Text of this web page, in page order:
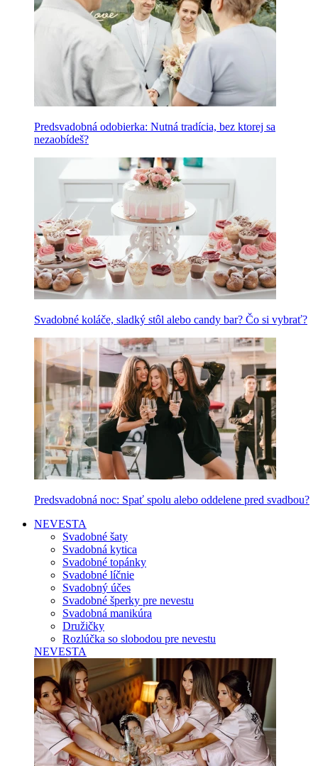
Predsvadobná odobierka: Nutná tradícia, bez ktorej sa
nezaobídeš?
Svadobné koláče, sladký stôl alebo candy bar? Čo si vybrať?
Predsvadobná noc: Spať spolu alebo oddelene pred svadbou?
NEVESTA
Svadobné šaty
Svadobná kytica
Svadobné topánky
Svadobné líčnie
Svadobný účes
Svadobné šperky pre nevestu
Svadobná manikúra
Družičky
Rozlúčka so slobodou pre nevestu
NEVESTA